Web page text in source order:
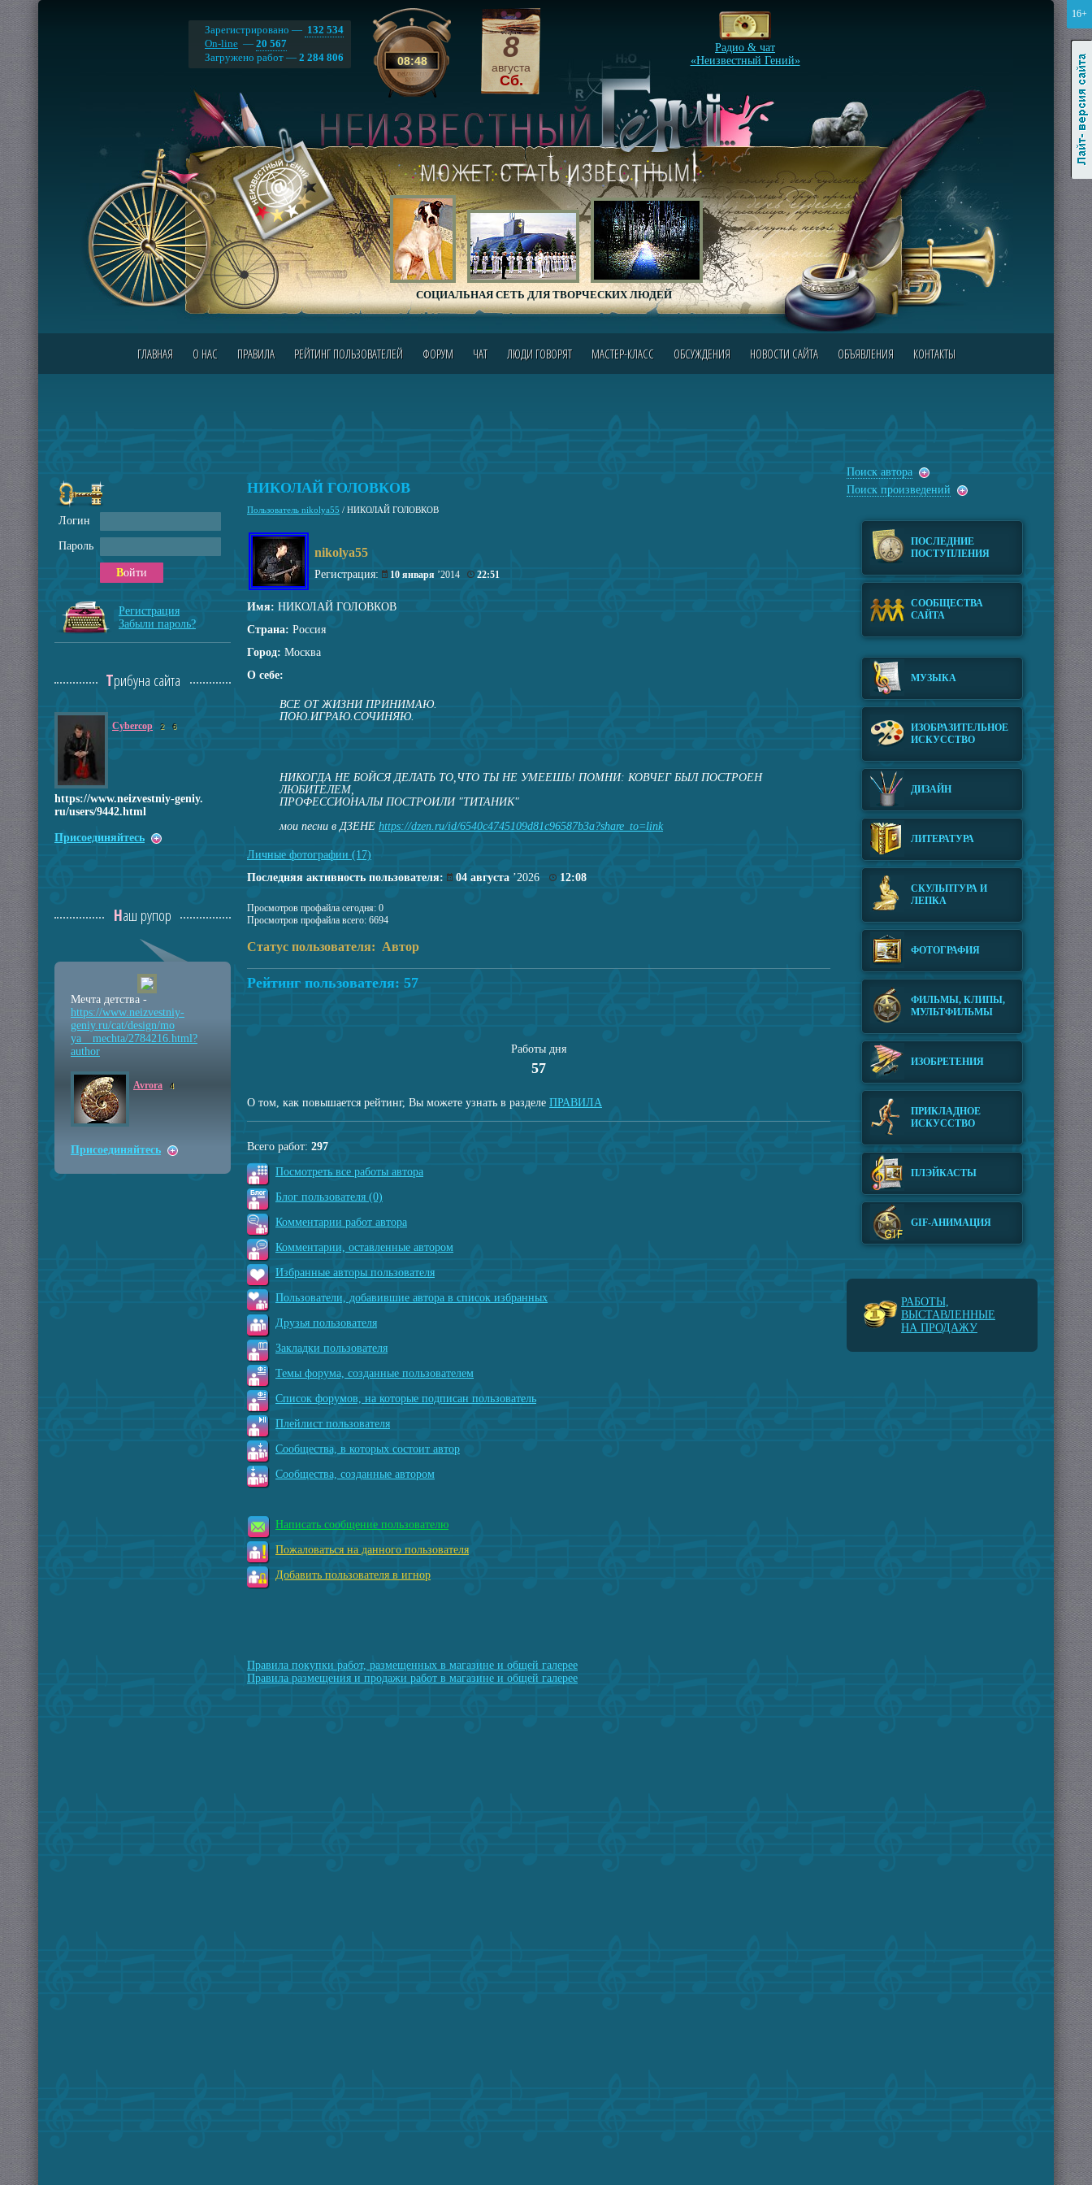
16+
08:48
Зарегистрировано — 132 534
On-line — 20 567
Загружено работ — 2 284 806 8
августа
Сб.
СОЦИАЛЬНАЯ СЕТЬ ДЛЯ ТВОРЧЕСКИХ ЛЮДЕЙ
Радио & чат
«Неизвестный Гений»
ГЛАВНАЯ О НАС ПРАВИЛА РЕЙТИНГ ПОЛЬЗОВАТЕЛЕЙ ФОРУМ ЧАТ ЛЮДИ ГОВОРЯТ МАСТЕР-КЛАСС ОБСУЖДЕНИЯ НОВОСТИ САЙТА ОБЪЯВЛЕНИЯ КОНТАКТЫ
НИКОЛАЙ ГОЛОВКОВ
Пользователь nikolya55 / НИКОЛАЙ ГОЛОВКОВ
nikolya55
Регистрация: 10 января ’2014 22:51
Имя: НИКОЛАЙ ГОЛОВКОВ
Страна: Россия
Город: Москва
О себе:
ВСЕ ОТ ЖИЗНИ ПРИНИМАЮ.
ПОЮ.ИГРАЮ.СОЧИНЯЮ.
НИКОГДА НЕ БОЙСЯ ДЕЛАТЬ ТО,ЧТО ТЫ НЕ УМЕЕШЬ! ПОМНИ: КОВЧЕГ БЫЛ ПОСТРОЕН
ЛЮБИТЕЛЕМ,
ПРОФЕССИОНАЛЫ ПОСТРОИЛИ "ТИТАНИК"
мои песни в ДЗЕНЕ https://dzen.ru/id/6540c4745109d81c96587b3a?share_to=link
Личные фотографии (17)
Последняя активность пользователя:
04 августа ’2026 12:08
Просмотров профайла сегодня: 0
Просмотров профайла всего: 6694
Статус пользователя: Автор
Рейтинг пользователя: 57
Работы дня
57
О том, как повышается рейтинг, Вы можете узнать в разделе ПРАВИЛА
Всего работ: 297
Посмотреть все работы автора
Блог пользователя (0)
Комментарии работ автора
Комментарии, оставленные автором
Избранные авторы пользователя
Пользователи, добавившие автора в список избранных
Друзья пользователя
Закладки пользователя
Темы форума, созданные пользователем
Список форумов, на которые подписан пользователь
Плейлист пользователя
Сообщества, в которых состоит автор
Сообщества, созданные автором
Написать сообщение пользователю
Пожаловаться на данного пользователя
Добавить пользователя в игнор
Правила покупки работ, размещенных в магазине и общей галерее
Правила размещения и продажи работ в магазине и общей галерее
Логин
Пароль
Войти
Регистрация
Забыли пароль?
Трибуна сайта
Cybercop 2 6
https://www.neizvestniy-geniy.
ru/users/9442.html
Присоединяйтесь
Наш рупор
Мечта детства -
https://www.neizvestniy-
geniy.ru/cat/design/mo
ya__mechta/2784216.html ?
author
Avrora 4
Присоединяйтесь
Поиск автора
Поиск произведений
ПОСЛЕДНИЕ
ПОСТУПЛЕНИЯ
СООБЩЕСТВА
САЙТА
МУЗЫКА
ИЗОБРАЗИТЕЛЬНОЕ
ИСКУССТВО
ДИЗАЙН
ЛИТЕРАТУРА
СКУЛЬПТУРА И
ЛЕПКА
ФОТОГРАФИЯ
ФИЛЬМЫ, КЛИПЫ,
МУЛЬТФИЛЬМЫ
ИЗОБРЕТЕНИЯ
ПРИКЛАДНОЕ
ИСКУССТВО
ПЛЭЙКАСТЫ
GIF-АНИМАЦИЯ
РАБОТЫ,
ВЫСТАВЛЕННЫЕ
НА ПРОДАЖУ